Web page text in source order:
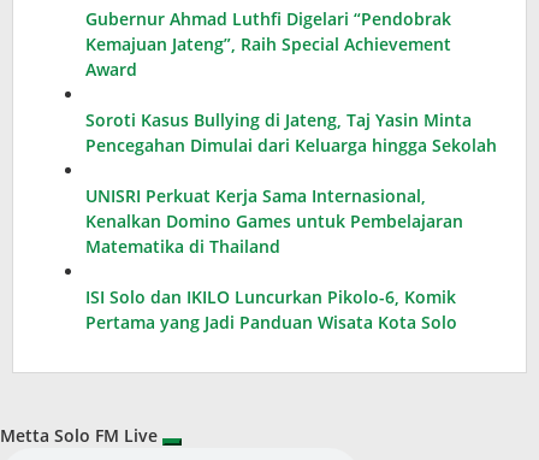
Gubernur Ahmad Luthfi Digelari “Pendobrak
Kemajuan Jateng”, Raih Special Achievement
Award
Soroti Kasus Bullying di Jateng, Taj Yasin Minta
Pencegahan Dimulai dari Keluarga hingga Sekolah
UNISRI Perkuat Kerja Sama Internasional,
Kenalkan Domino Games untuk Pembelajaran
Matematika di Thailand
ISI Solo dan IKILO Luncurkan Pikolo-6, Komik
Pertama yang Jadi Panduan Wisata Kota Solo
Metta Solo FM Live